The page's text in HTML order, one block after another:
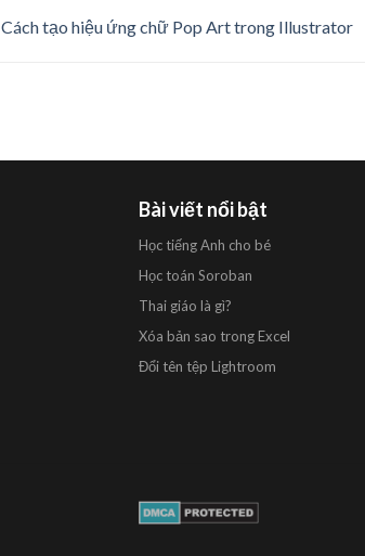
Cách tạo hiệu ứng chữ Pop Art trong Illustrator
Bài viết nổi bật
Học tiếng Anh cho bé
Học toán Soroban
Thai giáo là gì?
Xóa bản sao trong Excel
Đổi tên tệp Lightroom